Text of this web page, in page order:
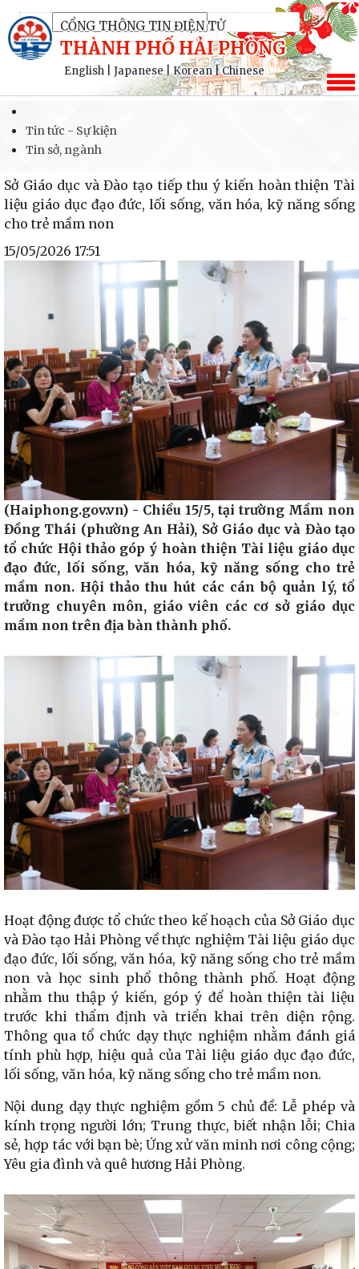
CỔNG THÔNG TIN ĐIỆN TỬ
THÀNH PHỐ HẢI PHÒNG
English Japanese|Korean|Chinese
Tin tức - Sự kiện
Tin sở, ngành
Sở Giáo dục và Đào tạo tiếp thu ý kiến hoàn thiện Tài
liệu giáo dục đạo đức, lối sống, văn hóa, kỹ năng sống
cho trẻ mầm non
15/05/2026 17:51
(Haiphong.gov.vn) - Chiều 15/5, tại trường Mầm non
Đồng Thái (phường An Hải), Sở Giáo dục và Đào tạo
tổ chức Hội thảo góp ý hoàn thiện Tài liệu giáo dục
đạo đức, lối sống, văn hóa, kỹ năng sống cho trẻ
mầm non. Hội thảo thu hút các cán bộ quản lý, tổ
trưởng chuyên môn, giáo viên các cơ sở giáo dục
mầm non trên địa bàn thành phố.
Hoạt động được tổ chức theo kế hoạch của Sở Giáo dục
và Đào tạo Hải Phòng về thực nghiệm Tài liệu giáo dục
đạo đức, lối sống, văn hóa, kỹ năng sống cho trẻ mầm
non và học sinh phổ thông thành phố. Hoạt động
nhằm thu thập ý kiến, góp ý để hoàn thiện tài liệu
trước khi thẩm định và triển khai trên diện rộng.
Thông qua tổ chức dạy thực nghiệm nhằm đánh giá
tính phù hợp, hiệu quả của Tài liệu giáo dục đạo đức,
lối sống, văn hóa, kỹ năng sống cho trẻ mầm non.
Nội dung dạy thực nghiệm gồm 5 chủ đề: Lễ phép và
kính trọng người lớn; Trung thực, biết nhận lỗi; Chia
sẻ, hợp tác với bạn bè; Ứng xử văn minh nơi công cộng;
Yêu gia đình và quê hương Hải Phòng.